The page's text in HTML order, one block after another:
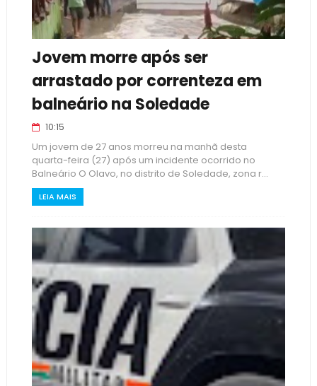
Jovem morre após ser
arrastado por correnteza em
balneário na Soledade
10:15
Um jovem de 27 anos morreu na manhã desta
quarta-feira (27) após um incidente ocorrido no
Balneário O Olavo, no distrito de Soledade, zona r...
LEIA MAIS